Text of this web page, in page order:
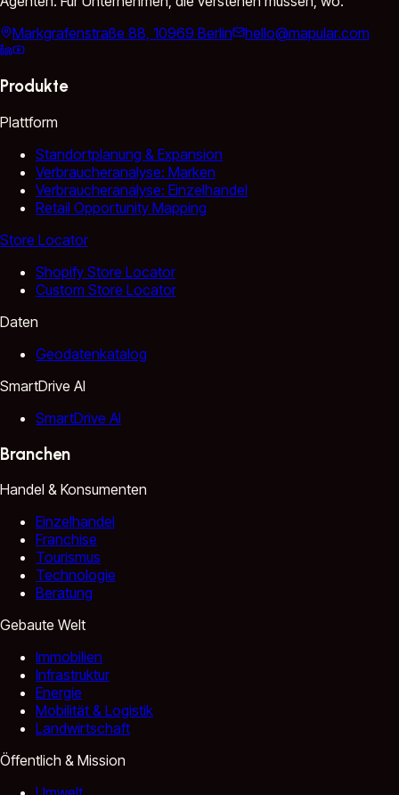
Markgrafenstraße 88, 10969 Berlin
hello@mapular.com
Produkte
Plattform
Standortplanung & Expansion
Verbraucheranalyse: Marken
Verbraucheranalyse: Einzelhandel
Retail Opportunity Mapping
Store Locator
Shopify Store Locator
Custom Store Locator
Daten
Geodatenkatalog
SmartDrive AI
SmartDrive AI
Branchen
Handel & Konsumenten
Einzelhandel
Franchise
Tourismus
Technologie
Beratung
Gebaute Welt
Immobilien
Infrastruktur
Energie
Mobilität & Logistik
Landwirtschaft
Öffentlich & Mission